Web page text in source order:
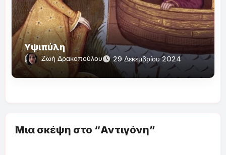
Υψιπύλη
Ζωή Δρακοπούλου 29 Δεκεμβρίου 2024
Μια σκέψη στο “Αντιγόνη”